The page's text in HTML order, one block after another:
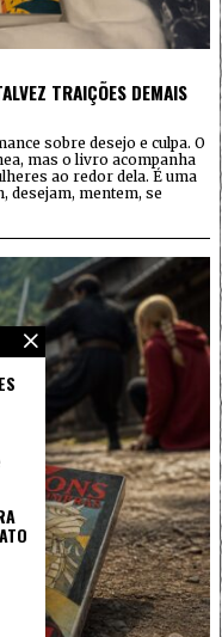
TRAIÇÕES DEMAIS
sobre desejo e culpa. O
mas o livro acompanha
ao redor dela. É uma
desejam, mentem, se